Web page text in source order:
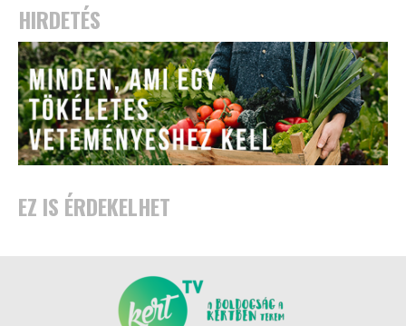
HIRDETÉS
EZ IS ÉRDEKELHET